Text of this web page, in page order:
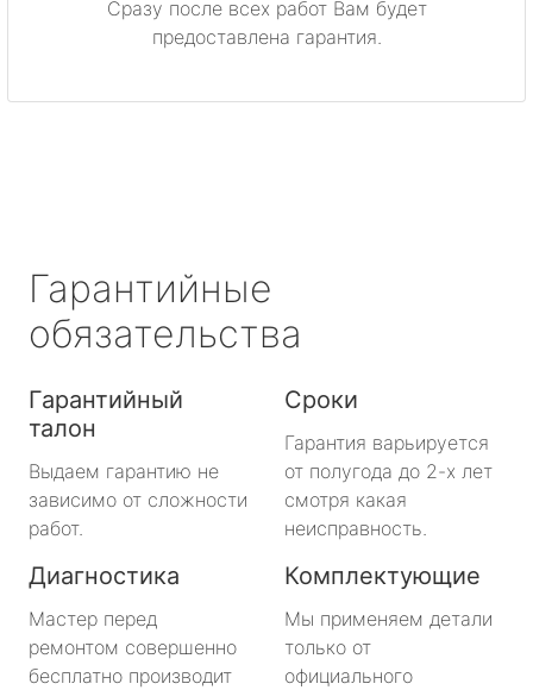
Приозерск
Сясьстрой
Тосно
Шлиссельбург
Важины
Сразу после всех работ Вам будет
предоставлена гарантия.
Гарантийные
обязательства
Гарантийный
талон
Выдаем гарантию не
зависимо от сложности
работ.
Сроки
Гарантия варьируется
от полугода до 2-х лет
смотря какая
неисправность.
Диагностика
Мастер перед
ремонтом совершенно
бесплатно производит
Комплектующие
Мы применяем детали
только от
официального